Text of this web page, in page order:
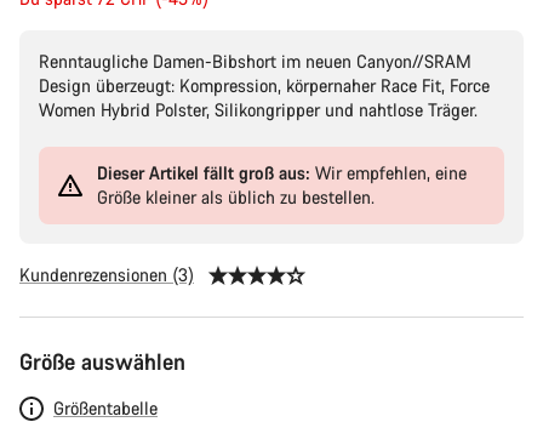
Renntaugliche Damen-Bibshort im neuen Canyon//SRAM
Design überzeugt: Kompression, körpernaher Race Fit, Force
Women Hybrid Polster, Silikongripper und nahtlose Träger.
Dieser Artikel fällt groß aus: Wir empfehlen, eine
Größe kleiner als üblich zu bestellen.
Kundenrezensionen (3)
Produktkonfiguration
Größe auswählen
Größentabelle